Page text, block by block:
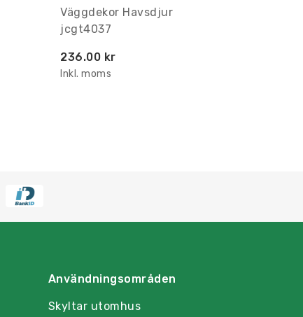
Väggdekor Havsdjur
jcgt4037
236.00 kr
Inkl. moms
Användningsområden
Skyltar utomhus